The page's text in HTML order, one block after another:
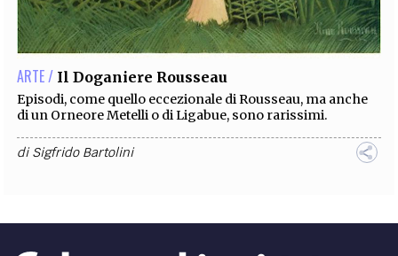
EXTRA
CODICI RUBRICHE LIBRI PROCEEDINGS PUBBLICITÀ CONTATTI
SOCIAL MEDIA
ARTE / Il Doganiere Rousseau
Episodi, come quello eccezionale di Rousseau, ma anche
di un Orneore Metelli o di Ligabue, sono rarissimi.
diSigfrido Bartolini